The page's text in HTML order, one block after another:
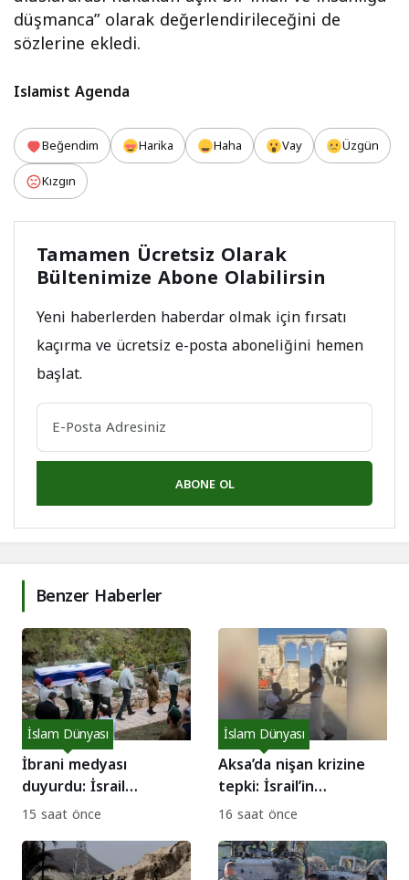
düşmanca” olarak değerlendirileceğini de
sözlerine ekledi.
Islamist Agenda
Beğendim Harika Haha Vay
Üzgün
Kızgın
Tamamen Ücretsiz Olarak
Bültenimize Abone Olabilirsin
Yeni haberlerden haberdar olmak için fırsatı
kaçırma ve ücretsiz e-posta aboneliğini hemen
başlat.
ABONE OL
Benzer Haberler
İbrani medyası
duyurdu: İsrail
ordusunda bu hafta 3
İslam Dünyası
15 saat önce
Aksa’da nişan krizine
tepki: İsrail’in
egemenlik dayatması
İslam Dünyası
16 saat önce